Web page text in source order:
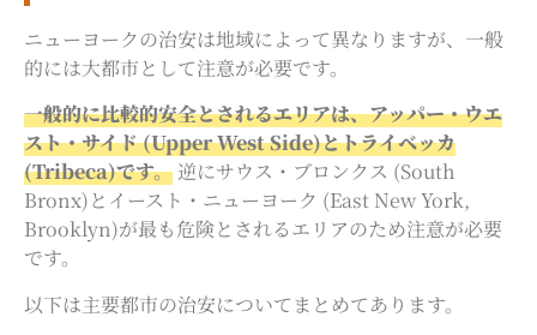
ニューヨークの治安は地域によって異なりますが、一般
的には大都市として注意が必要です。
一般的に比較的安全とされるエリアは、アッパー・ウエ
スト・サイド (Upper West Side)とトライベッカ
(Tribeca)です。 逆にサウス・ブロンクス (South
Bronx)とイースト・ニューヨーク (East New York,
Brooklyn)が最も危険とされるエリアのため注意が必要
です。
以下は主要都市の治安についてまとめてあります。